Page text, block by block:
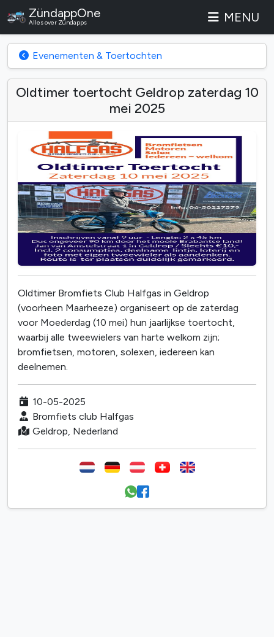
ZündappOne
Alles over Zündapps MENU
Evenementen & Toertochten
Oldtimer toertocht Geldrop zaterdag 10
mei 2025
Oldtimer Bromfiets Club Halfgas in Geldrop
(voorheen Maarheeze) organiseert op de zaterdag
voor Moederdag (10 mei) hun jaarlijkse toertocht,
waarbij alle tweewielers van harte welkom zijn;
bromfietsen, motoren, solexen, iedereen kan
deelnemen.
10-05-2025
Bromfiets club Halfgas
Geldrop, Nederland